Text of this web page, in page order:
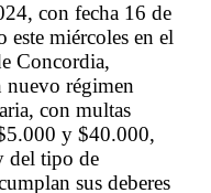
con fecha 16 de
miércoles en el
Concordia,
nuevo régimen
con multas
y $40.000,
del tipo de
sus deberes